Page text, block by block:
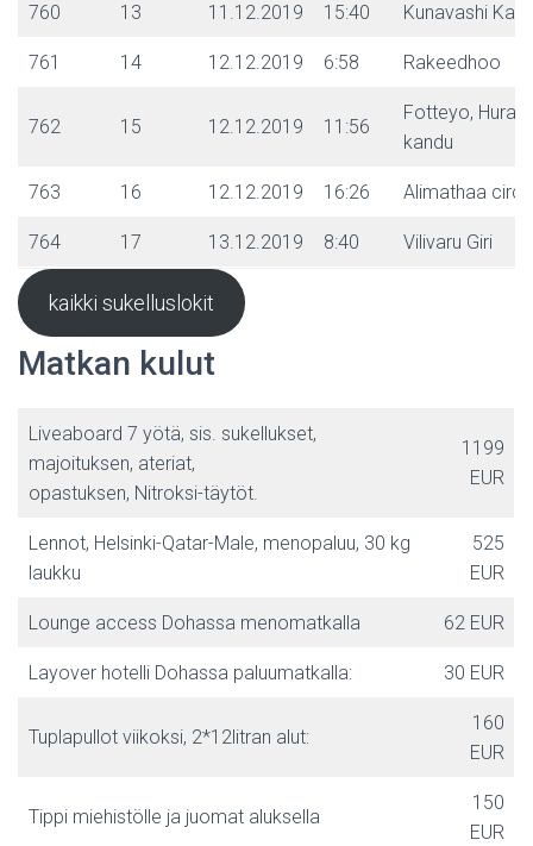
760 13 11.12.2019 15:40 Kunavashi
761 14 12.12.2019 6:58 Rakeedhoo
762 15 12.12.2019 11:56
Fotteyo,
kandu
763 16 12.12.2019 16:26 Alimathaa
764 17 13.12.2019 8:40 Vilivaru Giri
kaikki sukelluslokit
Matkan kulut
Liveaboard 7 yötä, sis. sukellukset,
majoituksen, ateriat,
opastuksen, Nitroksi-täytöt.
1199
EUR
Lennot, Helsinki-Qatar-Male, menopaluu, 30 kg
laukku
525
EUR
Lounge access Dohassa menomatkalla 62 EUR
Layover hotelli Dohassa paluumatkalla: 30 EUR
Tuplapullot viikoksi, 2*12litran alut:
160
EUR
Tippi miehistölle ja juomat aluksella
150
EUR